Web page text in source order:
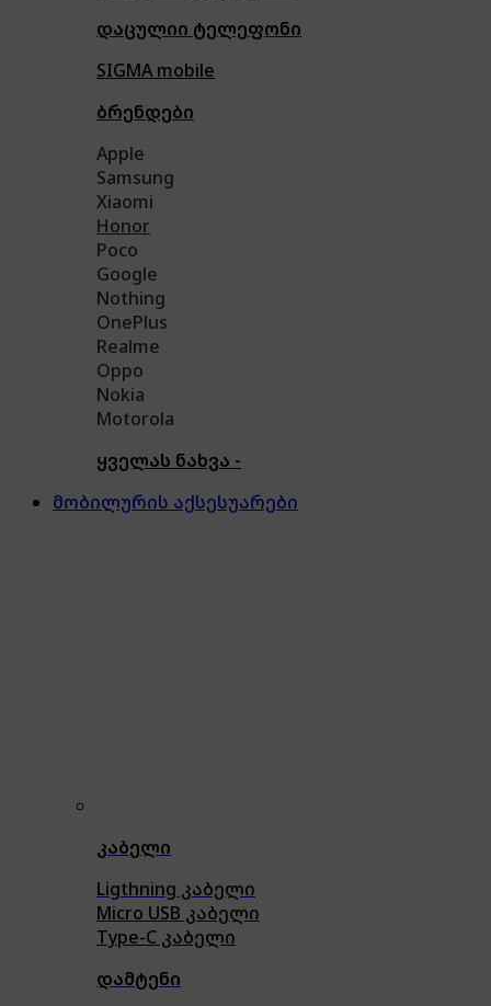
დაცულიი ტელეფონი
SIGMA mobile
ბრენდები
Apple
Samsung
Xiaomi
Honor
Poco
Google
Nothing
OnePlus
Realme
Oppo
Nokia
Motorola
ყველას ნახვა -
მობილურის აქსესუარები
კაბელი
Ligthning კაბელი
Micro USB კაბელი
Type-C კაბელი
დამტენი